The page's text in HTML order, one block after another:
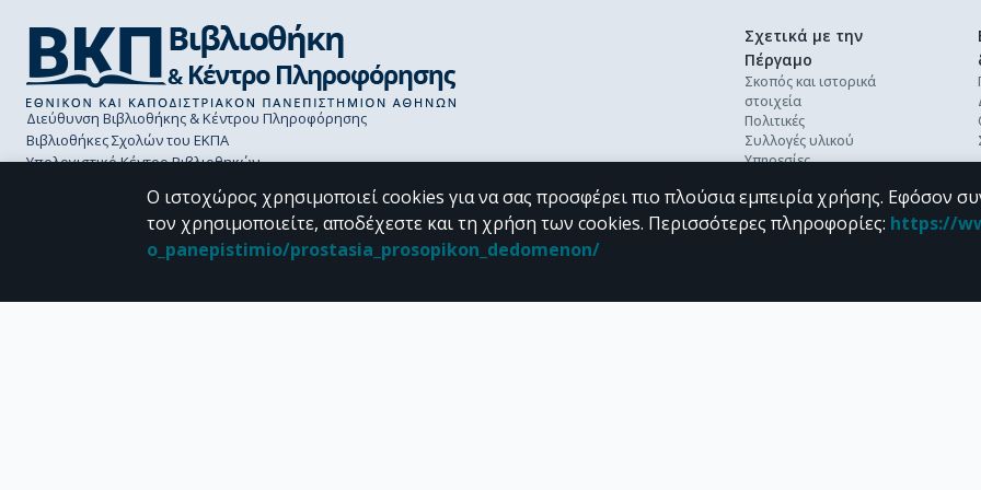
Διεύθυνση Βιβλιοθήκης & Κέντρου Πληροφόρησης
Βιβλιοθήκες Σχολών του ΕΚΠΑ
Υπολογιστικό Κέντρο Βιβλιοθηκών
Σχετικά με την
Πέργαμο
Σκοπός και ιστορικά
στοιχεία
Πολιτικές
Συλλογές υλικού
Υπηρεσίες
Ανοικτή επιστήμη
Διεθνή πρότυπα &
διαλειτουργικότητα
Επικοινωνία
Ο ιστοχώρος χρησιμοποιεί cookies για να σας προσφέρει πιο πλούσια εμπειρία χρήσης. Εφόσον
τον χρησιμοποιείτε, αποδέχεστε και τη χρήση των cookies. Περισσότερες πληροφορίες: https://
o_panepistimio/prostasia_prosopikon_dedomenon/